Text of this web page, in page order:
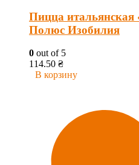
Пицца
Полюс Изобилия
0 out of 5
114.50 ₴
В корзину